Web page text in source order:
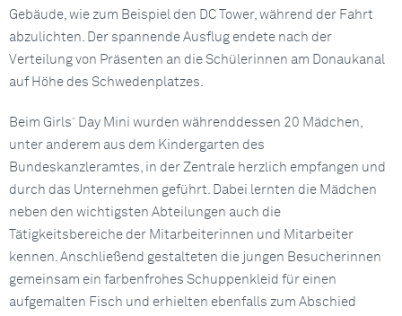
Gebäude, wie zum Beispiel den DC Tower, während der Fahrt
abzulichten. Der spannende Ausflug endete nach der
Verteilung von Präsenten an die Schülerinnen am Donaukanal
auf Höhe des Schwedenplatzes.
Beim Girls´ Day Mini wurden währenddessen 20 Mädchen,
unter anderem aus dem Kindergarten des
Bundeskanzleramtes, in der Zentrale herzlich empfangen und
durch das Unternehmen geführt. Dabei lernten die Mädchen
neben den wichtigsten Abteilungen auch die
Tätigkeitsbereiche der Mitarbeiterinnen und Mitarbeiter
kennen. Anschließend gestalteten die jungen Besucherinnen
gemeinsam ein farbenfrohes Schuppenkleid für einen
aufgemalten Fisch und erhielten ebenfalls zum Abschied